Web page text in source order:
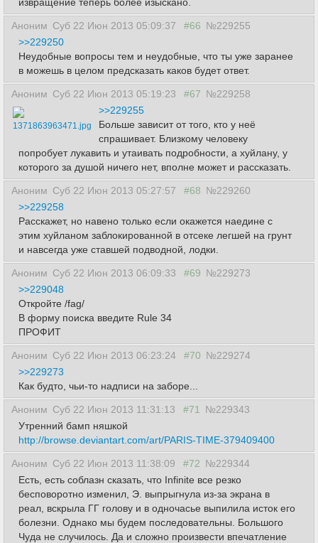
Аноним Суб 22 Июн 2013 05:09:37 #66 №229255
>>229250
Неудобные вопросы тем и неудобные, что ты уже заранее
в можешь в целом предсказать каков будет ответ.
Аноним Суб 22 Июн 2013 05:19:23 #67 №229258
1371863963471.jpg
>>229255
Больше зависит от того, кто у неё
спрашивает. Близкому человеку
попробует лукавить и утаивать подробности, а хуйлану, у
которого за душой ничего нет, вполне может и рассказать.
Аноним Суб 22 Июн 2013 05:27:57 #68 №229260
>>229258
Расскажет, но навено только если окажется наедине с
этим хуйланом заблокированной в отсеке легшей на грунт
и навсегда уже ставшей подводной, лодки.
Аноним Суб 22 Июн 2013 06:09:33 #69 №229273
>>229048
Откройте /fag/
В форму поиска введите Rule 34
ПРОФИТ
Аноним Суб 22 Июн 2013 06:23:24 #70 №229274
>>229273
Как будто, чьи-то надписи на заборе...
Аноним Суб 22 Июн 2013 11:31:13 #71
№229343
Утренний бамп няшкой
http://browse.deviantart.com/art/PARIS-TIME-379409400
Аноним Суб 22 Июн 2013 11:38:09 #72 №229344
Есть, есть соблазн сказать, что Infinite все резко
бесповоротно изменил, Э. выпрыгнула из-за экрана в
реал, вскрыла ГГ голову и в одночасье выпилила исток его
болезни. Однако мы будем последовательны. Большого
Чуда не случилось. Да и сложно произвести впечатление